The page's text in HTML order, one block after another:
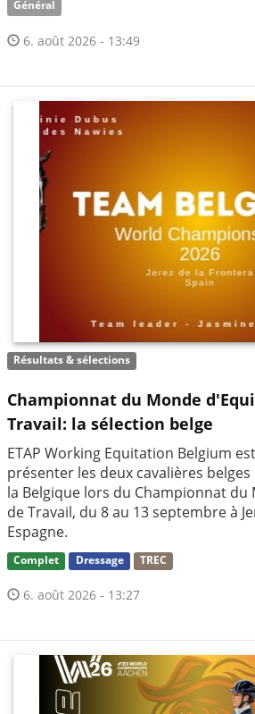
Général
6. août 2026 - 13:49
Résultats & sélections
Championnat du Monde
Travail: la sélection belge
ETAP Working Equitation Belgium
présenter les deux cavalières
la Belgique lors du Championnat du
de Travail, du 8 au 13 septembre à
Espagne.
Complet Dressage TREC
6. août 2026 - 13:27